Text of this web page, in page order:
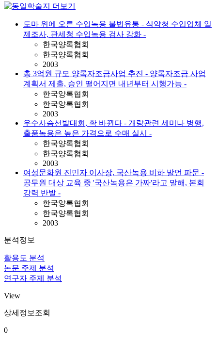
도마 위에 오른 수입녹용 불법유통 - 식약청 수입업체 일
제조사, 관세청 수입녹용 검사 강화 -
한국양록협회
한국양록협회
2003
총 3억원 규모 양록자조금사업 추진 - 양록자조금 사업
계획서 제출, 승인 떨어지면 내년부터 시행가능 -
한국양록협회
한국양록협회
2003
우수사슴선발대회, 확 바뀐다 - 개량관련 세미나 병행,
출품녹용은 높은 가격으로 수매 실시 -
한국양록협회
한국양록협회
2003
여성문화원 진민자 이사장, 국산녹용 비하 발언 파문 -
공무원 대상 교육 중 '국산녹용은 가짜'라고 말해, 본회
강력 반발 -
한국양록협회
한국양록협회
2003
분석정보
활용도 분석
논문 주제 분석
연구자 주제 분석
View
상세정보조회
0